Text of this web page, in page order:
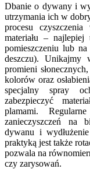
Dbanie o dywany i
utrzymania ich w
procesu
materiału –
pomieszczeniu lub
deszczu). Unikajmy
promieni
kolorów oraz
specjalny spray
zabezpieczyć
plamami.
zanieczyszczeń na
dywanu i
praktyką jest także
pozwala na
czy zarysowań.